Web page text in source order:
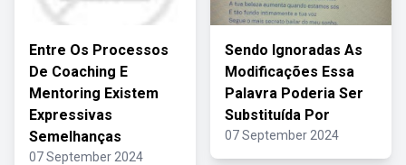
Entre Os Processos
De Coaching E
Mentoring Existem
Expressivas
Semelhanças
07 September 2024
Sendo Ignoradas As
Modificações Essa
Palavra Poderia Ser
Substituída Por
07 September 2024